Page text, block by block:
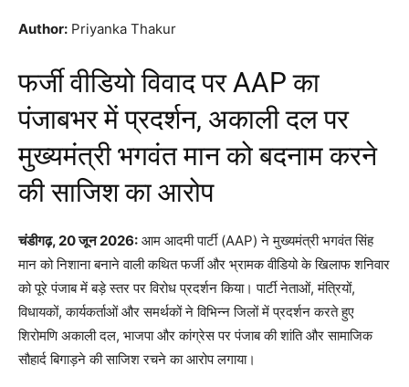
Author: Priyanka Thakur
फर्जी वीडियो विवाद पर AAP का
पंजाबभर में प्रदर्शन, अकाली दल पर
मुख्यमंत्री भगवंत मान को बदनाम करने
की साजिश का आरोप
चंडीगढ़, 20 जून 2026: आम आदमी पार्टी (AAP) ने मुख्यमंत्री भगवंत सिंह
मान को निशाना बनाने वाली कथित फर्जी और भ्रामक वीडियो के खिलाफ शनिवार
को पूरे पंजाब में बड़े स्तर पर विरोध प्रदर्शन किया। पार्टी नेताओं, मंत्रियों,
विधायकों, कार्यकर्ताओं और समर्थकों ने विभिन्न जिलों में प्रदर्शन करते हुए
शिरोमणि अकाली दल, भाजपा और कांग्रेस पर पंजाब की शांति और सामाजिक
सौहार्द बिगाड़ने की साजिश रचने का आरोप लगाया।